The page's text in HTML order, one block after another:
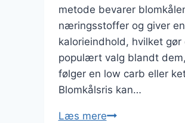
metode bevarer
næringsstoffer og giver
kalorieindhold, hvilket
populært valg blandt
følger en low carb eller
Blomkålsris kan…
Læs mereBlomkålsris